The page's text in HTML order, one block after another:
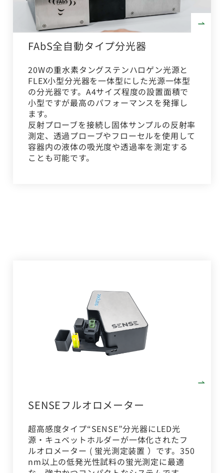
FAbS全自動タイプ分光器
20Wの重水素タングステンハロゲン光源と
FLEX小型分光器を一体型にした光源一体型
の分光器です。A4サイズ程度の設置面積で
小型ですが最高のパフォーマンスを発揮し
ます。
反射プローブを接続し固体サンプルの反射率
測定、透過プローブやフローセルを使用して
容器内の液体の吸光度や透過率を測定する
ことも可能です。
SENSEフルオロメーター
超高感度タイプ“SENSE”分光器にLED光
源・キュベットホルダーが一体化されたフ
ルオロメーター ( 蛍光測定装置 ）です。350
nm以上の低発光性試料の蛍光測定に最適